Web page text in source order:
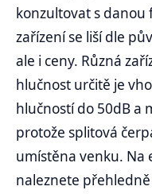
konzultovat s danou
zařízení se liší dle
ale i ceny. Různá
hlučnost určitě je
hlučností do 50dB a
protože splitová
umístěna venku. Na
naleznete